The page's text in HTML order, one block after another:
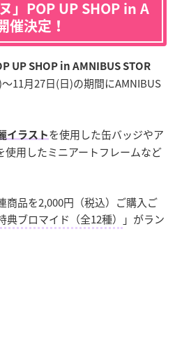
」POP UP SHOP in A
催決定！
UP SHOP in AMNIBUS STOR
11月27日(日)の期間にAMNIBUS
イラスト を使用した缶バッジやア
使用したミニアートフレームなど
商品を2,000円（税込）ご購入ご
ブロマイド（全12種）
」がラン